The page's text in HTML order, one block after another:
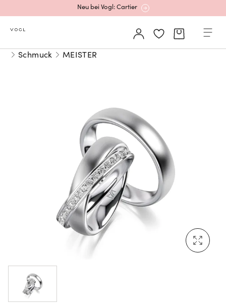
Neu bei Vogl: Cartier
Mehr erfahren: Ikonische Uhren von Cartier
Neu bei Vogl: Uhren von Grand Seiko
Neu bei Vogl: Cartier
Mehr erfahren: Ikonische Uhren von Cartier
Schmuck MEISTER